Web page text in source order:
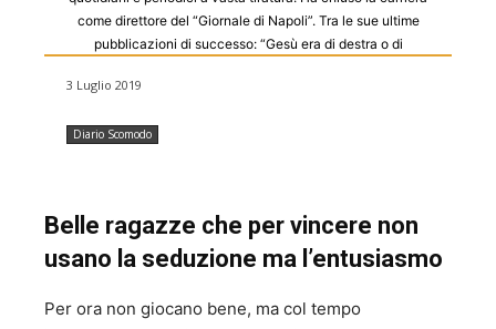
come direttore del “Giornale di Napoli”. Tra le sue ultime
pubblicazioni di successo: “Gesù era di destra o di
Radici, 2012), “O la borsa o la vita” (Armando, 2014),
3 Luglio 2019
Diario Scomodo
Belle ragazze che per vincere non
usano la seduzione ma l’entusiasmo
Per ora non giocano bene, ma col tempo